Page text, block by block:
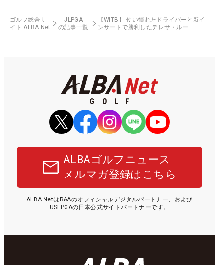
ゴルフ総合サ
イト ALBA Net
「JLPGA」
の記事一覧
【WITB】 使い慣れたドライバーと新イ
ンサートで勝利したテレサ・ルー
ALBAゴルフニュース
メルマガ登録はこちら
ALBA NetはR&Aのオフィシャルデジタルパートナー、および
USLPGAの日本公式サイトパートナーです。